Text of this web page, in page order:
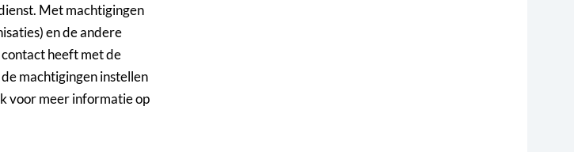
Met machtigingen
en de andere
heeft met de
machtigingen instellen
voor meer informatie op